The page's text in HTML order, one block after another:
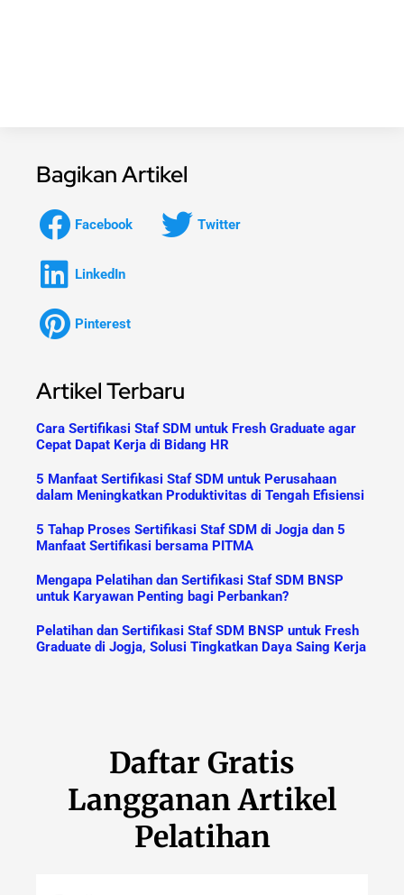
Bagikan Artikel
Facebook Twitter
LinkedIn
Pinterest
Artikel Terbaru
Cara Sertifikasi Staf SDM untuk Fresh Graduate agar
Cepat Dapat Kerja di Bidang HR
5 Manfaat Sertifikasi Staf SDM untuk Perusahaan
dalam Meningkatkan Produktivitas di Tengah Efisiensi
5 Tahap Proses Sertifikasi Staf SDM di Jogja dan 5
Manfaat Sertifikasi bersama PITMA
Mengapa Pelatihan dan Sertifikasi Staf SDM BNSP
untuk Karyawan Penting bagi Perbankan?
Pelatihan dan Sertifikasi Staf SDM BNSP untuk Fresh
Graduate di Jogja, Solusi Tingkatkan Daya Saing Kerja
Daftar Gratis
Langganan Artikel
Pelatihan